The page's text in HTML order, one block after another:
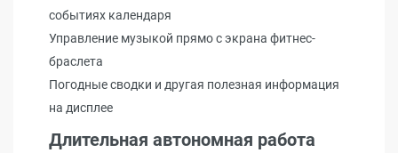
событиях календаря
Управление музыкой прямо с экрана фитнес-
браслета
Погодные сводки и другая полезная информация
на дисплее
Длительная автономная работа